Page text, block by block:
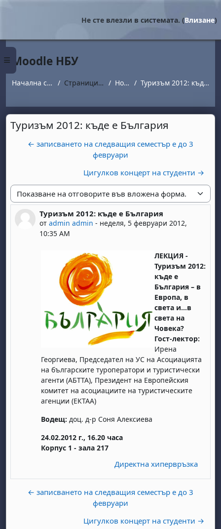
Страничен панел
Не сте влезли в системата. (Влизане)
Moodle НБУ
Начална страница Страници от сайта Новини Туризъм 2012: къде е България
Туризъм 2012: къде е България
← записването на следващия семестър е до 3
февруари
Цигулков концерт на студенти →
Начин на показване
Туризъм 2012: къде е България
от admin admin - неделя, 5 февруари 2012,
10:35 AM
Number of replies: 0
ЛЕКЦИЯ -
Туризъм 2012:
къде е
България – в
Европа, в
света и…в
света на
Човека?
Гост-лектор:
Ирена
Георгиева, Председател на УС на Асоциацията
на българските туроператори и туристически
агенти (АБТТА), Президент на Европейския
комитет на асоциациите на туристическите
агенции (ЕКТАА)
Водещ: доц. д-р Соня Алексиева
24.02.2012 г., 16.20 часа
Корпус 1 - зала 217
Директна хипервръзка
← записването на следващия семестър е до 3
февруари
Цигулков концерт на студенти →